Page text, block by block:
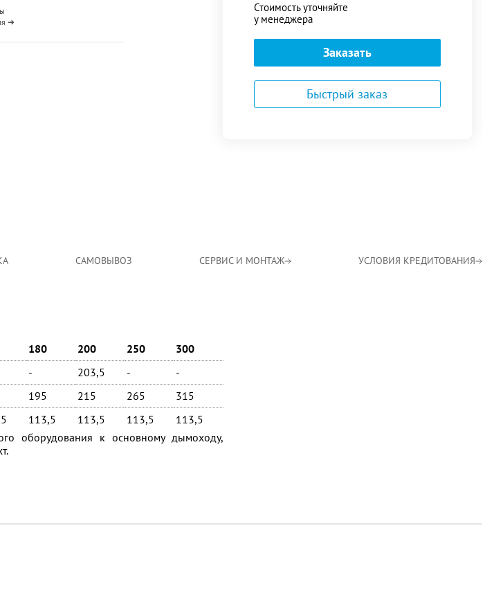
➜
Стоимость уточняйте
у менеджера
Заказать
Быстрый заказ
САМОВЫВОЗ СЕРВИС И МОНТАЖ УСЛОВИЯ КРЕДИТОВАНИЯ
180 200 250
300
- 203,5 -
-
195 215 265
315
113,5 113,5 113,5
113,5
оборудования к основному дымоходу,